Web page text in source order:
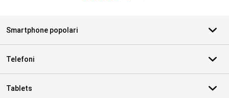
Smartphone popolari
Telefoni
Tablets